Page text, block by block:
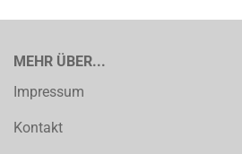
MEHR ÜBER...
Impressum
Kontakt